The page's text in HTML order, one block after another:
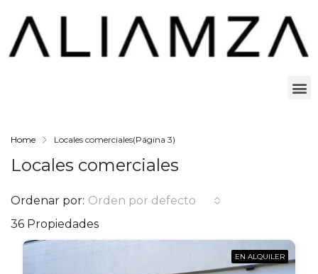
Home Locales comerciales(Página 3)
Locales comerciales
36 Propiedades
Ordenar por: Orden por defecto
EN ALQUILER